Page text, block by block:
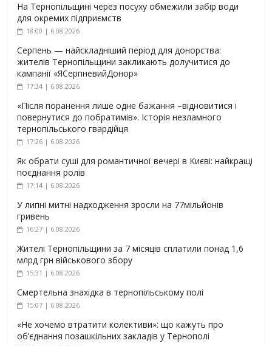
На Тернопільщині через посуху обмежили забір води
для окремих підприємств
18:00 | 6.08.2026
Серпень — найскладніший період для донорства:
жителів Тернопільщини закликають долучитися до
кампанії «ЯСерпневийДонор»
17:34 | 6.08.2026
«Після поранення лише одне бажання –відновитися і
повернутися до побратимів». Історія незламного
тернопільського гвардійця
17:26 | 6.08.2026
Як обрати суші для романтичної вечері в Києві: найкращі
поєднання ролів
17:14 | 6.08.2026
У липні митні надходження зросли на 77мільйонів
гривень
16:27 | 6.08.2026
Жителі Тернопільщини за 7 місяців сплатили понад 1,6
млрд грн військового збору
15:31 | 6.08.2026
Смертельна знахідка в тернопільському полі
15:07 | 6.08.2026
«Не хочемо втратити колективи»: що кажуть про
об’єднання позашкільних закладів у Тернополі